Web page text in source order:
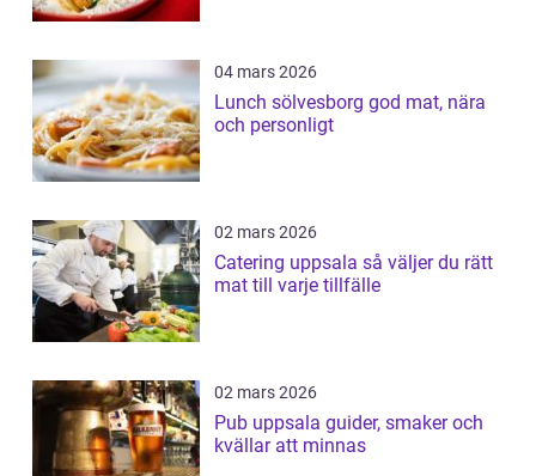
04 mars 2026
Lunch sölvesborg god mat, nära
och personligt
02 mars 2026
Catering uppsala så väljer du rätt
mat till varje tillfälle
02 mars 2026
Pub uppsala guider, smaker och
kvällar att minnas